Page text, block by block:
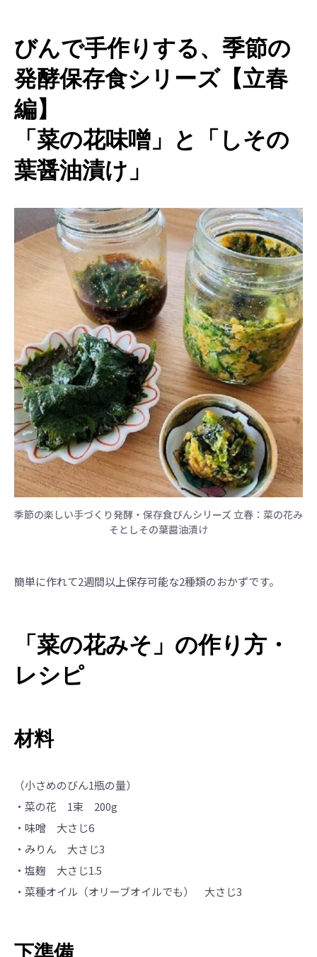
びんで手作りする、季節の
発酵保存食シリーズ【立春
編】
「菜の花味噌」と「しその
葉醤油漬け」
季節の楽しい手づくり発酵・保存食びんシリーズ 立春：菜の花み
そとしその葉醤油漬け
簡単に作れて2週間以上保存可能な2種類のおかずです。
「菜の花みそ」の作り方・
レシピ
材料
（小さめのびん1瓶の量）
・菜の花 1束 200g
・味噌 大さじ6
・みりん 大さじ3
・塩麹 大さじ1.5
・菜種オイル（オリーブオイルでも） 大さじ3
下準備